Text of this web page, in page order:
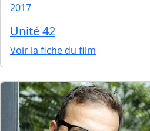
2017
Unité 42
Voir la fiche du film